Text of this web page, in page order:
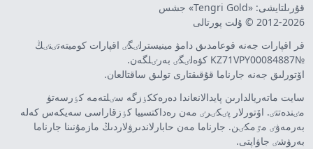
قۇرىلتايشى: «Tengri Gold» جشس
2012-2026 © ۇلت پورتالى
قر اقپارات جەنە قوعامدىق دامۋ مينيسترلٸگٸ اقپارات كوميتەتٸنٸڭ
№KZ71VPY00084887 كۋەلٸگٸ بەرٸلگەن.
اۆتورلىق جەنە جارناما قۇقىقتارى تولىق ساقتالعان.
سايت ماتەريالدارىن پايدالانعاندا دەرەككٶزگە سٸلتەمە كٶرسەتۋ
مٸندەتتٸ. اۆتورلار پٸكٸرٸ مەن رەداكتسييا كٶزقاراسى سەيكەس كەلە
بەرمەۋٸ مٷمكٸن. جارناما مەن حابارلاندىرۋلاردىڭ مازمۇنىنا جارناما
بەرۋشٸ جاۋاپتى.